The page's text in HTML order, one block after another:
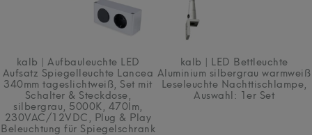
kalb | Aufbauleuchte LED
Aufsatz Spiegelleuchte Lancea
340mm tageslichtweiß, Set mit
Schalter & Steckdose,
silbergrau, 5000K, 470lm,
230VAC/12VDC, Plug & Play
Beleuchtung für Spiegelschrank
kalb | LED Bettleuchte
Aluminium silbergrau warmweiß
Leseleuchte Nachttischlampe
Auswahl: 1er Set